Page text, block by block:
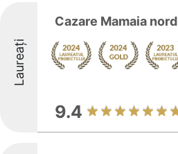
Laureați
Cazare Mamaia nord
9.4